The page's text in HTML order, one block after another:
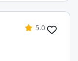
5.0